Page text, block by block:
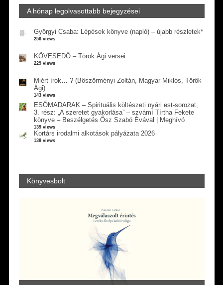
A hónap legolvasottabb bejegyzései
Györgyi Csaba: Lépések könyve (napló) – újabb részletek*
256 views
KÖVESEDŐ – Török Ági versei
229 views
Miért írok… ? (Böszörményi Zoltán, Magyar Miklós, Török
Ági)
143 views
ESŐMADARAK – Spirituális költészeti nyári est-sorozat,
3. rész: „A szeretet gyakorlása” – szvámí Tírtha Fekete
könyve – Beszélgetés Ősz Szabó Évával | Meghívó
139 views
Kortárs irodalmi alkotások pályázata 2026
138 views
Könyvesbolt